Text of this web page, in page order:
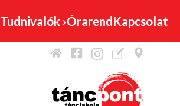
Tudnivalók ›ÓrarendKapcsolat